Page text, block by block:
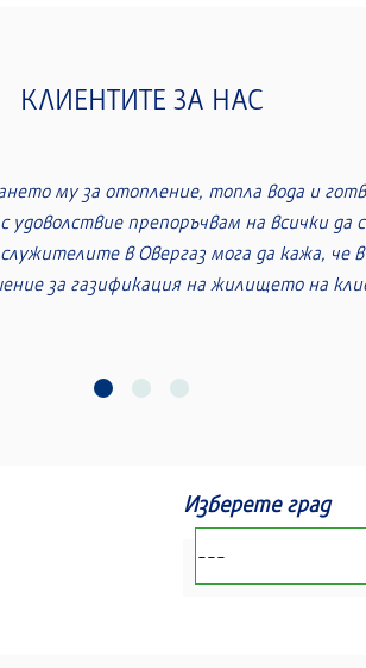
КЛИЕНТИТЕ ЗА НАС
водата никога не свършва и е доста
Изберете град